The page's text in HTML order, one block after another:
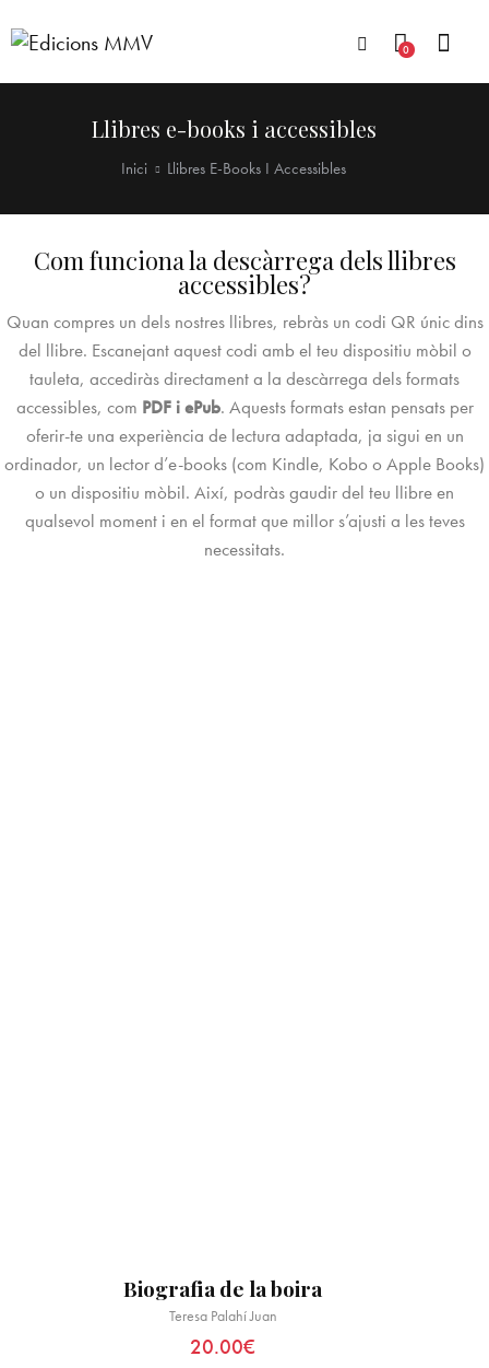
0
Llibres e-books i accessibles
Inici Llibres E-Books I Accessibles
Com funciona la descàrrega dels llibres
accessibles?
Quan compres un dels nostres llibres, rebràs un codi QR únic dins
del llibre. Escanejant aquest codi amb el teu dispositiu mòbil o
tauleta, accediràs directament a la descàrrega dels formats
accessibles, com PDF i ePub. Aquests formats estan pensats per
oferir-te una experiència de lectura adaptada, ja sigui en un
ordinador, un lector d’e-books (com Kindle, Kobo o Apple Books)
o un dispositiu mòbil. Així, podràs gaudir del teu llibre en
qualsevol moment i en el format que millor s’ajusti a les teves
necessitats.
Biografia de la boira
Teresa Palahí Juan
20.00€